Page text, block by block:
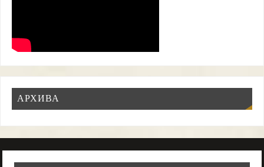
АРХИВА